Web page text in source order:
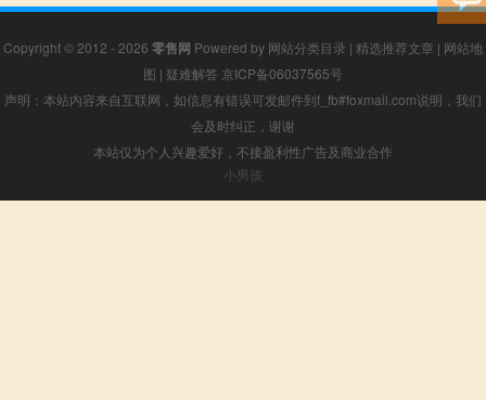
Copyright © 2012 - 2026 零售网 Powered by 网站分类目录 | 精选推荐文章 | 网站地
图 | 疑难解答 京ICP备06037565号
声明：本站内容来自互联网，如信息有错误可发邮件到f_fb#foxmail.com说明，我们
会及时纠正，谢谢
本站仅为个人兴趣爱好，不接盈利性广告及商业合作
小男孩